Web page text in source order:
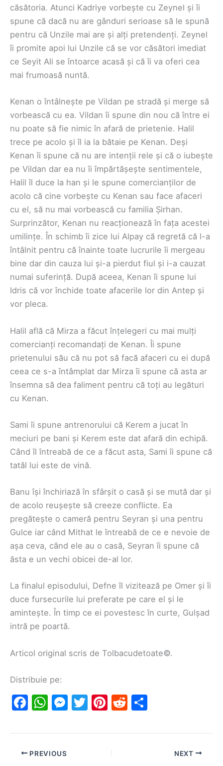
căsătoria. Atunci Kadriye vorbește cu Zeynel și îi
spune că dacă nu are gânduri serioase să le spună
pentru că Unzile mai are și alți pretendenți. Zeynel
îi promite apoi lui Unzile că se vor căsători imediat
ce Seyit Ali se întoarce acasă și că îi va oferi cea
mai frumoasă nuntă.
Kenan o întâlnește pe Vildan pe stradă și merge să
vorbească cu ea. Vildan îi spune din nou că între ei
nu poate să fie nimic în afară de prietenie. Halil
trece pe acolo și îl ia la bătaie pe Kenan. Deși
Kenan îi spune că nu are intenții rele și că o iubește
pe Vildan dar ea nu îi împărtășește sentimentele,
Halil îl duce la han și le spune comercianților de
acolo că cine vorbește cu Kenan sau face afaceri
cu el, să nu mai vorbească cu familia Șirhan.
Surprinzător, Kenan nu reacționează în fața acestei
umilințe. În schimb îi zice lui Alpay că regretă că l-a
întâlnit pentru că înainte toate lucrurile îi mergeau
bine dar din cauza lui și-a pierdut fiul și i-a cauzat
numai suferință. După aceea, Kenan îi spune lui
Idris că vor închide toate afacerile lor din Antep și
vor pleca.
Halil află că Mirza a făcut înțelegeri cu mai mulți
comercianți recomandați de Kenan. Îi spune
prietenului său că nu pot să facă afaceri cu ei după
ceea ce s-a întâmplat dar Mirza îi spune că asta ar
însemna să dea faliment pentru că toți au legături
cu Kenan.
Sami îi spune antrenorului că Kerem a jucat în
meciuri pe bani și Kerem este dat afară din echipă.
Când îl întreabă de ce a făcut asta, Sami îi spune că
tatăl lui este de vină.
Banu își închiriază în sfârșit o casă și se mută dar și
de acolo reușește să creeze conflicte. Ea
pregătește o cameră pentru Seyran și una pentru
Gulce iar când Mithat le întreabă de ce e nevoie de
așa ceva, când ele au o casă, Seyran îi spune că
ăsta e un vechi obicei de-al lor.
La finalul episodului, Defne îl vizitează pe Omer și îi
duce fursecurile lui preferate pe care el și le
amintește. În timp ce ei povestesc în curte, Gulșad
intră pe poartă.
Articol original scris de Tolbacudetoate©.
Distribuie pe:
F
c
e
W
at
s
M
s
T
itt
Pi
er
e
R
d ar
PREVIOUS NEXT